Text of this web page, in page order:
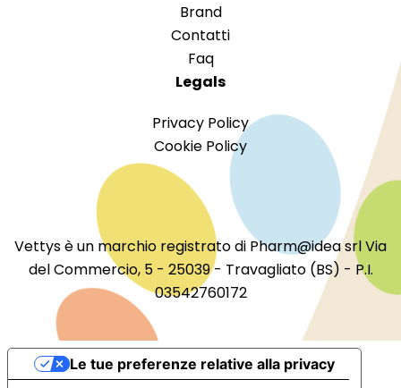
Brand
Contatti
Faq
Legals
Privacy Policy
Cookie Policy
Vettys è un marchio registrato di Pharm@idea srl Via
del Commercio, 5 - 25039 - Travagliato (BS) - P.I.
03542760172
Le tue preferenze relative alla privacy